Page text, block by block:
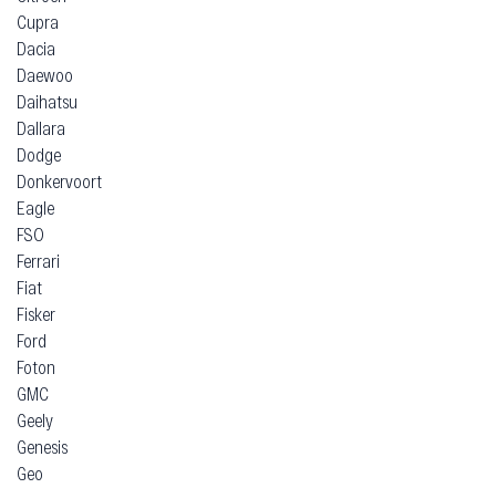
Cupra
Dacia
Daewoo
Daihatsu
Dallara
Dodge
Donkervoort
Eagle
FSO
Ferrari
Fiat
Fisker
Ford
Foton
GMC
Geely
Genesis
Geo